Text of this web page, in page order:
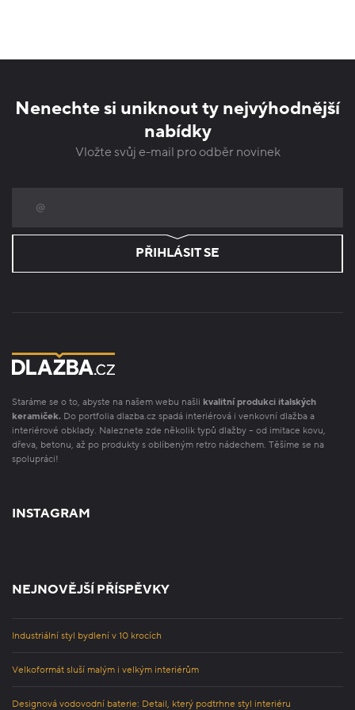
Nenechte si uniknout ty nejvýhodnější
nabídky
Vložte svůj e-mail pro odběr novinek
PŘIHLÁSIT SE
Staráme se o to, abyste na našem webu našli kvalitní produkci italských
keramiček. Do portfolia dlazba.cz spadá interiérová i venkovní dlažba a
interiérové obklady. Naleznete zde několik typů dlažby – od imitace kovu,
dřeva, betonu, až po produkty s oblíbeným retro nádechem. Těšíme se na
spolupráci!
INSTAGRAM
NEJNOVĚJŠÍ PŘÍSPĚVKY
Industriální styl bydlení v 10 krocích
Velkoformát sluší malým i velkým interiérům
Designová vodovodní baterie: Detail, který podtrhne styl interiéru